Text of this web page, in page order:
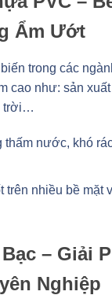
Ẩm Ướt
trong các
cao như: sản
trời…
thấm nước, khó
trên nhiều bề mặt
– Giải
Nghiệp